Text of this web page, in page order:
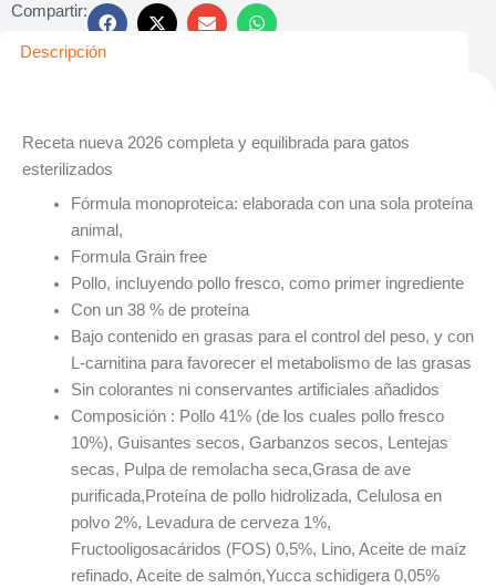
Compartir:
Descripción
Receta nueva 2026 completa y equilibrada para gatos
esterilizados
Fórmula monoproteica: elaborada con una sola proteína
animal,
Formula Grain free
Pollo, incluyendo pollo fresco, como primer ingrediente
Con un 38 % de proteína
Bajo contenido en grasas para el control del peso, y con
L-carnitina para favorecer el metabolismo de las grasas
Sin colorantes ni conservantes artificiales añadidos
Composición : Pollo 41% (de los cuales pollo fresco
10%), Guisantes secos, Garbanzos secos, Lentejas
secas, Pulpa de remolacha seca,Grasa de ave
purificada,Proteína de pollo hidrolizada, Celulosa en
polvo 2%, Levadura de cerveza 1%,
Fructooligosacáridos (FOS) 0,5%, Lino, Aceite de maíz
refinado, Aceite de salmón,Yucca schidigera 0,05%